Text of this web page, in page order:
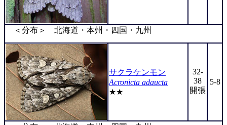
＜分布＞ 北海道・本州・四国・九州
サクラケンモン
Acronicta adaucta
★★
32-
38
開張
5-8